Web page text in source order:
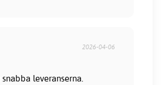
2026-04-06
leveranserna.